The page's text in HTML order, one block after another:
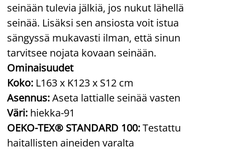
seinään tulevia jälkiä, jos nukut lähellä
seinää. Lisäksi sen ansiosta voit istua
sängyssä mukavasti ilman, että sinun
tarvitsee nojata kovaan seinään.
Ominaisuudet
Koko: L163 x K123 x S12 cm
Asennus:Aseta lattialle seinää vasten
Väri: hiekka-91
OEKO-TEX® STANDARD 100:Testattu
haitallisten aineiden varalta